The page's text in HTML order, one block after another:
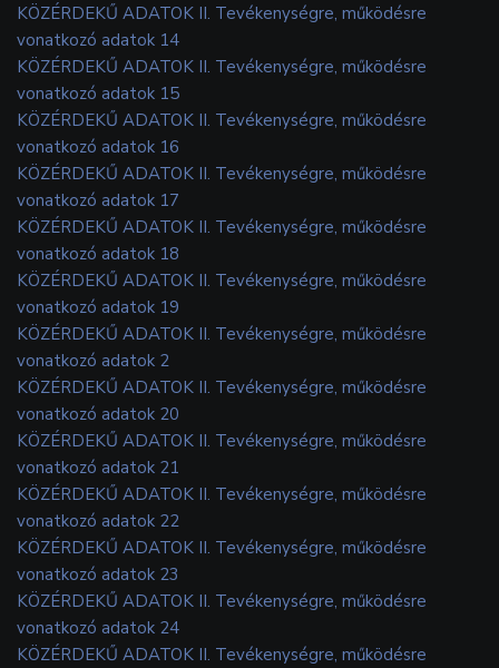
KÖZÉRDEKŰ ADATOK II. Tevékenységre, működésre
vonatkozó adatok 14
KÖZÉRDEKŰ ADATOK II. Tevékenységre, működésre
vonatkozó adatok 15
KÖZÉRDEKŰ ADATOK II. Tevékenységre, működésre
vonatkozó adatok 16
KÖZÉRDEKŰ ADATOK II. Tevékenységre, működésre
vonatkozó adatok 17
KÖZÉRDEKŰ ADATOK II. Tevékenységre, működésre
vonatkozó adatok 18
KÖZÉRDEKŰ ADATOK II. Tevékenységre, működésre
vonatkozó adatok 19
KÖZÉRDEKŰ ADATOK II. Tevékenységre, működésre
vonatkozó adatok 2
KÖZÉRDEKŰ ADATOK II. Tevékenységre, működésre
vonatkozó adatok 20
KÖZÉRDEKŰ ADATOK II. Tevékenységre, működésre
vonatkozó adatok 21
KÖZÉRDEKŰ ADATOK II. Tevékenységre, működésre
vonatkozó adatok 22
KÖZÉRDEKŰ ADATOK II. Tevékenységre, működésre
vonatkozó adatok 23
KÖZÉRDEKŰ ADATOK II. Tevékenységre, működésre
vonatkozó adatok 24
KÖZÉRDEKŰ ADATOK II. Tevékenységre, működésre